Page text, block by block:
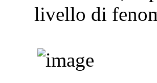
livello di